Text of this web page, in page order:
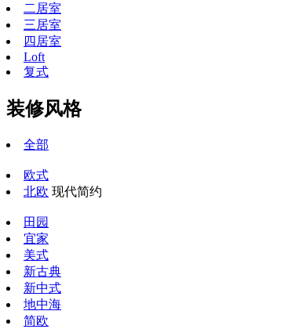
二居室
三居室
四居室
Loft
复式
装修风格
全部
欧式
北欧 现代简约
田园
宜家
美式
新古典
新中式
地中海
简欧